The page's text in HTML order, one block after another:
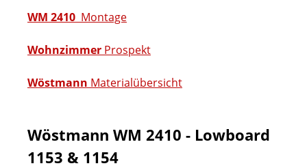
WM 2410 Montage
Wohnzimmer Prospekt
Wöstmann Materialübersicht
Wöstmann WM 2410 - Lowboard
1153 & 1154